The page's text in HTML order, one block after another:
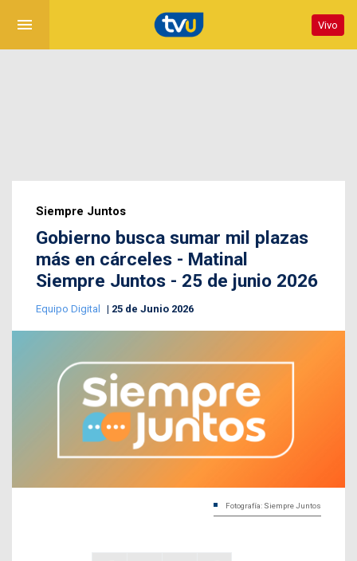
menu Vivo
Siempre Juntos
Gobierno busca sumar mil plazas
más en cárceles - Matinal
Siempre Juntos - 25 de junio 2026
Equipo Digital 25 de Junio 2026
Fotografía: Siempre Juntos